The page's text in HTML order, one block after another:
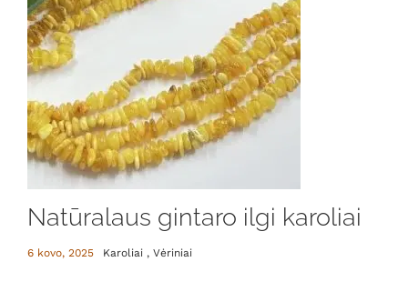
Natūralaus gintaro ilgi karoliai
6 kovo, 2025 Karoliai , Vėriniai